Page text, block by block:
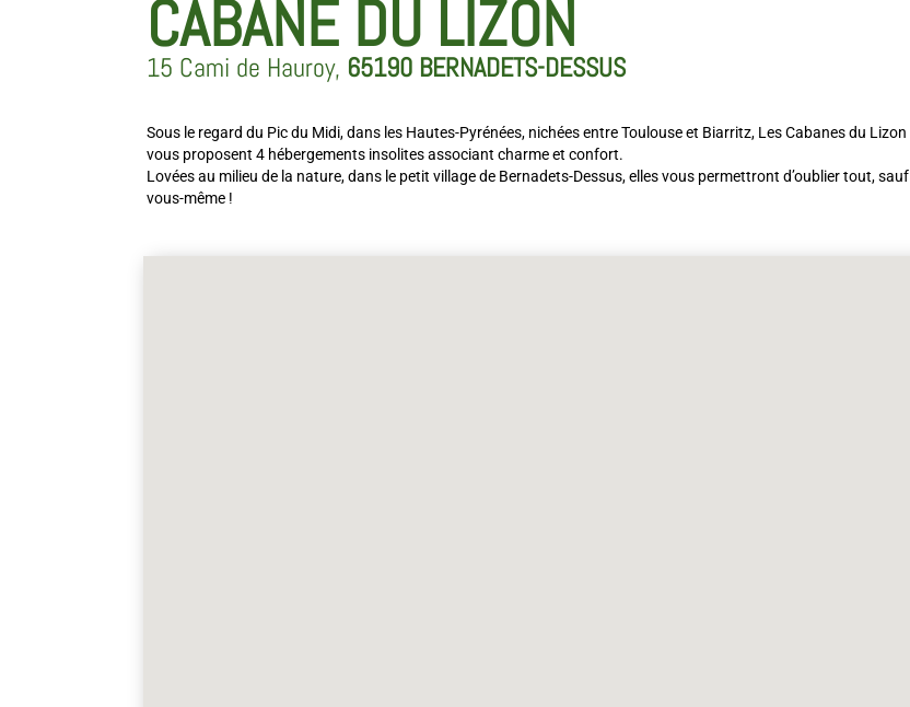
CABANE DU LIZON
15 Cami de Hauroy, 65190 BERNADETS-DESSUS
Sous le regard du Pic du Midi, dans les Hautes-Pyrénées, nichées entre Toulouse et Biarritz, Les Cabanes du Lizon
vous proposent 4 hébergements insolites associant charme et confort.
Lovées au milieu de la nature, dans le petit village de Bernadets-Dessus, elles vous permettront d’oublier tout, sauf
vous-même !